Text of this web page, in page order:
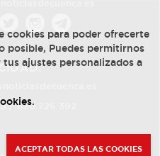
/670 726 392
cookies para poder ofrecerte
posible, Puedes permitirnos
ajustes personalizados a
.
ACEPTAR TODAS LAS COOKIES